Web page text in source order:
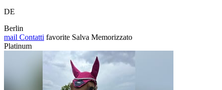
DE
Berlin
mail Contatti favorite Salva Memorizzato
Platinum